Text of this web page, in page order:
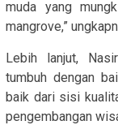
muda yang
mangrove,”
Lebih lanjut,
tumbuh dengan
baik dari sisi
pengembangan